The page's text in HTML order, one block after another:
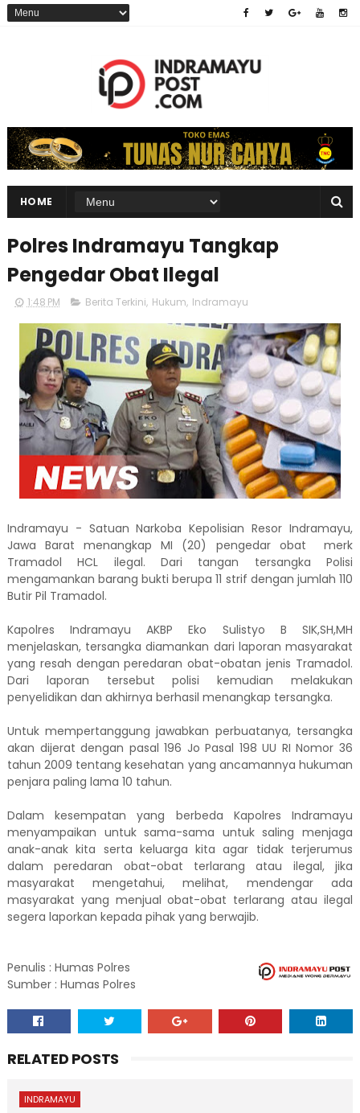
HOME
Polres Indramayu Tangkap
Pengedar Obat Ilegal
1:48 PM Berita Terkini, Hukum, Indramayu
Indramayu - Satuan Narkoba Kepolisian Resor Indramayu,
Jawa Barat menangkap MI (20) pengedar obat merk
Tramadol HCL ilegal. Dari tangan tersangka Polisi
mengamankan barang bukti berupa 11 strif dengan jumlah 110
Butir Pil Tramadol.
Kapolres Indramayu AKBP Eko Sulistyo B SIK,SH,MH
menjelaskan, tersangka diamankan dari laporan masyarakat
yang resah dengan peredaran obat-obatan jenis Tramadol.
Dari laporan tersebut polisi kemudian melakukan
penyelidikan dan akhirnya berhasil menangkap tersangka.
Untuk mempertanggung jawabkan perbuatanya, tersangka
akan dijerat dengan pasal 196 Jo Pasal 198 UU RI Nomor 36
tahun 2009 tentang kesehatan yang ancamannya hukuman
penjara paling lama 10 tahun.
Dalam kesempatan yang berbeda Kapolres Indramayu
menyampaikan untuk sama-sama untuk saling menjaga
anak-anak kita serta keluarga kita agar tidak terjerumus
dalam peredaran obat-obat terlarang atau ilegal, jika
masyarakat mengetahui, melihat, mendengar ada
masyarakat yang menjual obat-obat terlarang atau ilegal
segera laporkan kepada pihak yang berwajib.
Penulis : Humas Polres
Sumber : Humas Polres
RELATED POSTS
INDRAMAYU